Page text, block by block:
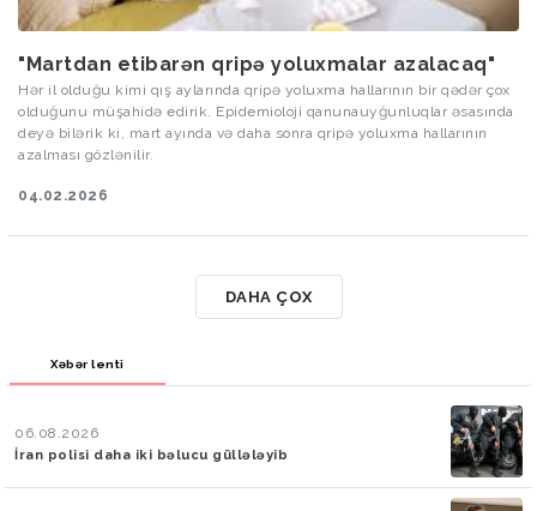
"Martdan etibarən qripə yoluxmalar azalacaq"
Hər il olduğu kimi qış aylarında qripə yoluxma hallarının bir qədər çox
olduğunu müşahidə edirik. Epidemioloji qanunauyğunluqlar əsasında
deyə bilərik ki, mart ayında və daha sonra qripə yoluxma hallarının
azalması gözlənilir.
04.02.2026
DAHA ÇOX
Xəbər lenti
06.08.2026
İran polisi daha iki bəlucu güllələyib